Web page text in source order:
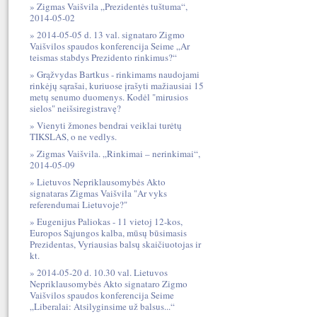
Zigmas Vaišvila „Prezidentės tuštuma“,
2014-05-02
2014-05-05 d. 13 val. signataro Zigmo
Vaišvilos spaudos konferencija Seime „Ar
teismas stabdys Prezidento rinkimus?“
Grąžvydas Bartkus - rinkimams naudojami
rinkėjų sąrašai, kuriuose įrašyti mažiausiai 15
metų senumo duomenys. Kodėl "mirusios
sielos" neišsiregistravę?
Vienyti žmones bendrai veiklai turėtų
TIKSLAS, o ne vedlys.
Zigmas Vaišvila. „Rinkimai – nerinkimai“,
2014-05-09
Lietuvos Nepriklausomybės Akto
signataras Zigmas Vaišvila "Ar vyks
referendumai Lietuvoje?"
Eugenijus Paliokas - 11 vietoj 12-kos,
Europos Sąjungos kalba, mūsų būsimasis
Prezidentas, Vyriausias balsų skaičiuotojas ir
kt.
2014-05-20 d. 10.30 val. Lietuvos
Nepriklausomybės Akto signataro Zigmo
Vaišvilos spaudos konferencija Seime
„Liberalai: Atsilyginsime už balsus...“